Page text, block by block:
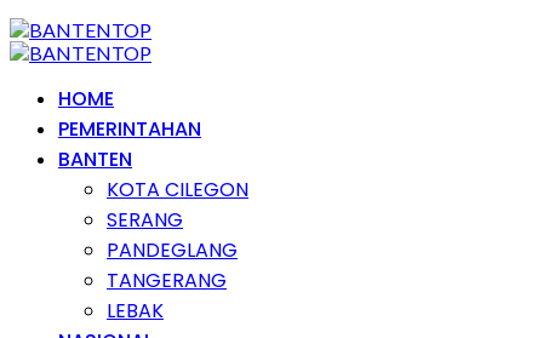
HOME
PEMERINTAHAN
BANTEN
KOTA CILEGON
SERANG
PANDEGLANG
TANGERANG
LEBAK